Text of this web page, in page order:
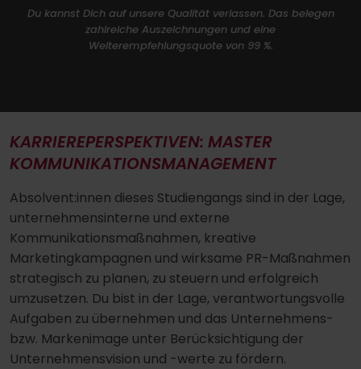
Du kannst Dich auf unsere Qualität verlassen. Das belegen
zahlreiche Auszeichnungen und eine
Weiterempfehlungsquote von 99 %.
KARRIEREPERSPEKTIVEN: MASTER
KOMMUNIKATIONSMANAGEMENT
Absolvent:innen dieses Studiengangs sind in der Lage,
unternehmensinterne und externe
Kommunikationsmaßnahmen, kreative
Marketingkampagnen und wirksame PR-Maßnahmen
strategisch zu planen, zu steuern und erfolgreich
umzusetzen. Du bist in der Lage, verantwortungsvolle
Aufgaben zu übernehmen und das Unternehmens-
bzw. Markenimage unter Berücksichtigung der
Unternehmensvision und -werte zu fördern.